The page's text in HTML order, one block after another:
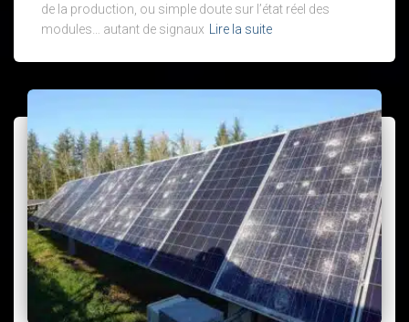
de la production, ou simple doute sur l’état réel des
modules… autant de signaux Lire la suite